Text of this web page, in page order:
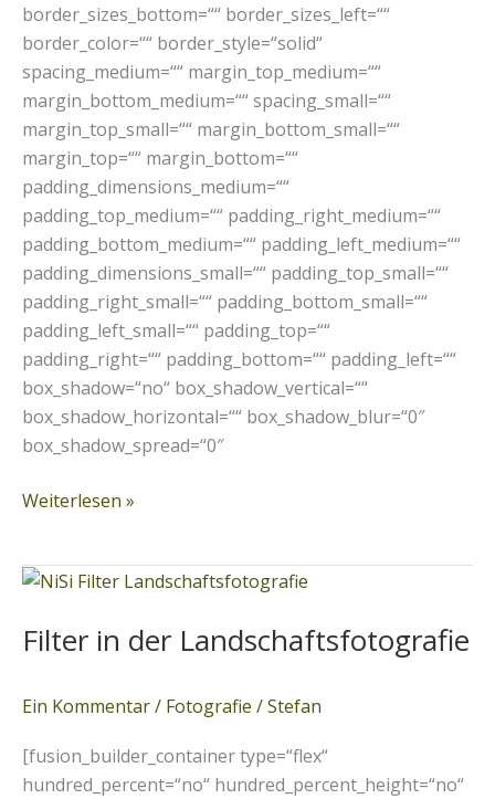
border_sizes_bottom=““ border_sizes_left=““
border_color=““ border_style=“solid“
spacing_medium=““ margin_top_medium=““
margin_bottom_medium=““ spacing_small=““
margin_top_small=““ margin_bottom_small=““
margin_top=““ margin_bottom=““
padding_dimensions_medium=““
padding_top_medium=““ padding_right_medium=““
padding_bottom_medium=““ padding_left_medium=““
padding_dimensions_small=““ padding_top_small=““
padding_right_small=““ padding_bottom_small=““
padding_left_small=““ padding_top=““
padding_right=““ padding_bottom=““ padding_left=““
box_shadow=“no“ box_shadow_vertical=““
box_shadow_horizontal=““ box_shadow_blur=“0″
box_shadow_spread=“0″
Weiterlesen »
Filter in der Landschaftsfotografie
Ein Kommentar/ Fotografie /Stefan
[fusion_builder_container type=“flex“
hundred_percent=“no“ hundred_percent_height=“no“
Filter
der